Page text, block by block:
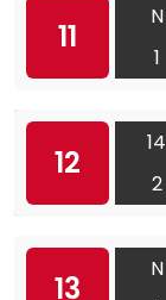
11
N
1
12
14
2
13
N